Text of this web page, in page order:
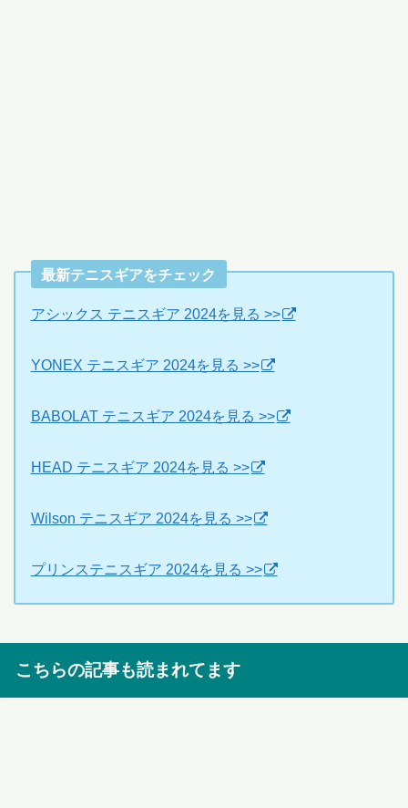
最新テニスギアをチェック
アシックス テニスギア 2024を見る >>
YONEX テニスギア 2024を見る >>
BABOLAT テニスギア 2024を見る >>
HEAD テニスギア 2024を見る >>
Wilson テニスギア 2024を見る >>
プリンステニスギア 2024を見る >>
こちらの記事も読まれてます